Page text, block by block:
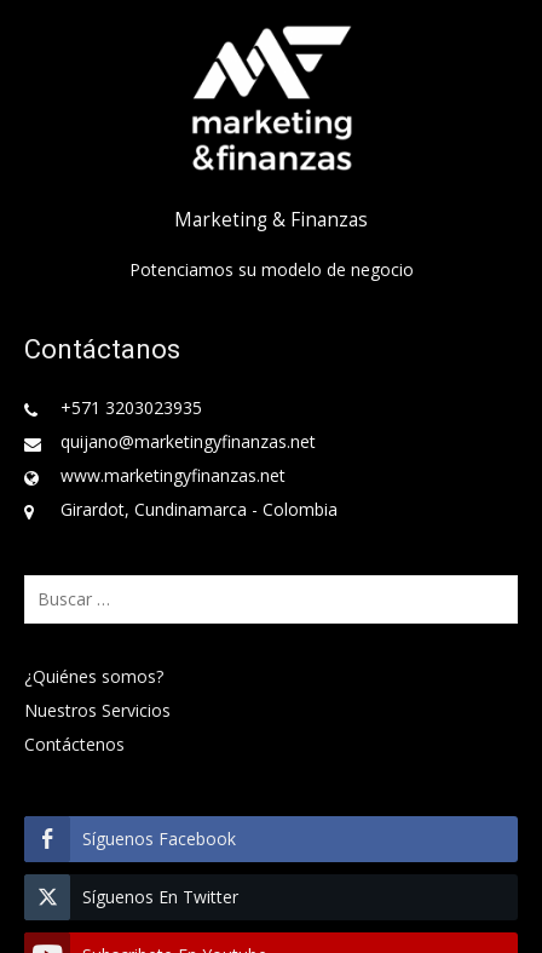
Marketing & Finanzas
Potenciamos su modelo de negocio
Contáctanos
+571 3203023935
quijano@marketingyfinanzas.net
www.marketingyfinanzas.net
Girardot, Cundinamarca - Colombia
Buscar:
¿Quiénes somos?
Nuestros Servicios
Contáctenos
Síguenos Facebook
Síguenos En Twitter